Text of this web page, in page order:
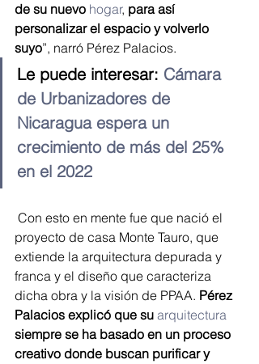
de su nuevo hogar, para así
personalizar el espacio y volverlo
suyo”, narró Pérez Palacios.
Le puede interesar: Cámara
de Urbanizadores de
Nicaragua espera un
crecimiento de más del 25%
en el 2022
proyecto de casa Monte Tauro, que
extiende la arquitectura depurada y
franca y el diseño que caracteriza
dicha obra y la visión de PPAA. Pérez
Palacios explicó que su arquitectura
siempre se ha basado en un proceso
creativo donde buscan purificar y